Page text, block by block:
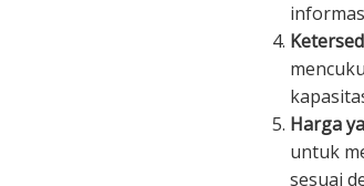
Harga
untuk
sesuai